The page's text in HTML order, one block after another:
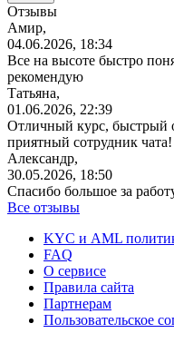
Отзывы
Амир,
04.06.2026, 18:34
Все на высоте быстро
рекомендую
Татьяна,
01.06.2026, 22:39
Отличный курс, быстрый
приятный сотрудник чата!
Александр,
30.05.2026, 18:50
Спасибо большое за
Все отзывы
KYC и AML
FAQ
О сервисе
Правила сайта
Партнерам
Пользовательское